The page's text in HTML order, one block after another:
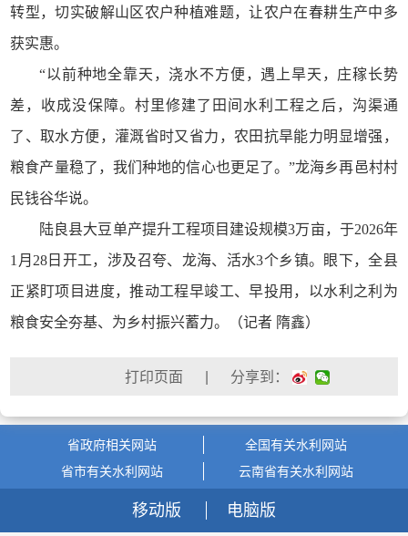
转型，切实破解山区农户种植难题，让农户在春耕生产中多
获实惠。
“以前种地全靠天，浇水不方便，遇上旱天，庄稼长势
差，收成没保障。村里修建了田间水利工程之后，沟渠通
了、取水方便，灌溉省时又省力，农田抗旱能力明显增强，
粮食产量稳了，我们种地的信心也更足了。”龙海乡再邑村村
民钱谷华说。
陆良县大豆单产提升工程项目建设规模3万亩，于2026年
1月28日开工，涉及召夸、龙海、活水3个乡镇。眼下，全县
正紧盯项目进度，推动工程早竣工、早投用，以水利之利为
粮食安全夯基、为乡村振兴蓄力。（记者 隋鑫）
| 分享到：
省政府相关网站
全国有关水利网站
省市有关水利网站
云南省有关水利网站
移动版 电脑版